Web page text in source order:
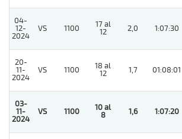
04-
12-
2024
VS 1100
17 al
12
2,0 1:07:30
20-
11-
2024
VS 1100
18 al
12
1,7 01:08:01
03-
11-
2024
VS 1100
10 al
8
1,6 1:07:20